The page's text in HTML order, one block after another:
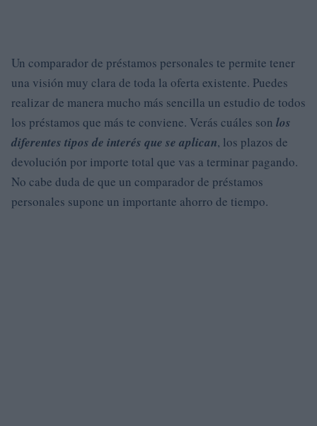
Un comparador de préstamos personales te permite tener
una visión muy clara de toda la oferta existente. Puedes
realizar de manera mucho más sencilla un estudio de todos
los préstamos que más te conviene. Verás cuáles son los
diferentes tipos de interés que se aplican, los plazos de
devolución por importe total que vas a terminar pagando.
No cabe duda de que un comparador de préstamos
personales supone un importante ahorro de tiempo.